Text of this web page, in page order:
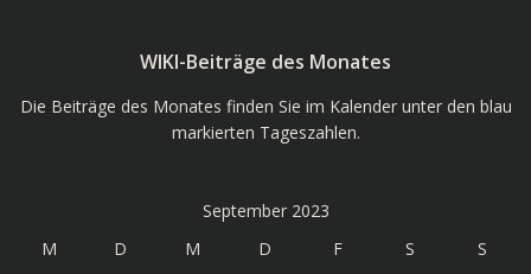
WIKI-Beiträge des Monates
Die Beiträge des Monates finden Sie im Kalender unter den blau
markierten Tageszahlen.
September 2023
M
D M D F S
S